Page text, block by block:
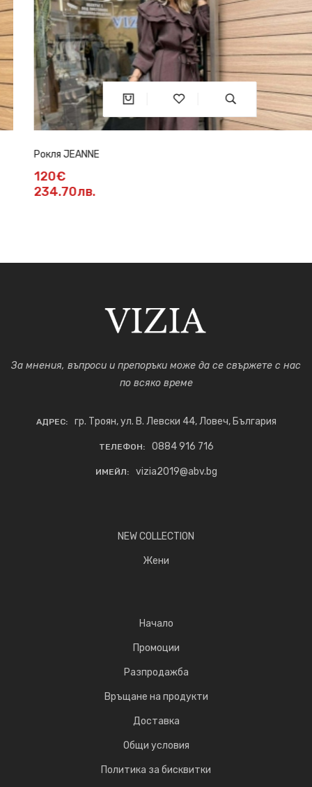
Рокля JEANNE
120€
234.70лв.
За мнения, въпроси и препоръки може да се свържете с нас
по всяко време
АДРЕС: гр. Троян, ул. В. Левски 44, Ловеч, България
ТЕЛЕФОН: 0884 916 716
ИМЕЙЛ: vizia2019@abv.bg
NEW COLLECTION
Жени
Начало
Промоции
Разпродажба
Връщане на продукти
Доставка
Общи условия
Политика за бисквитки